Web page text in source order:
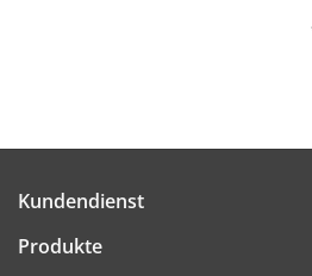
Veranstaltungen
Kundendienst
Produkte